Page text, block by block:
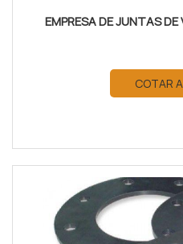
EMPRESA DE JUNTAS
COTAR